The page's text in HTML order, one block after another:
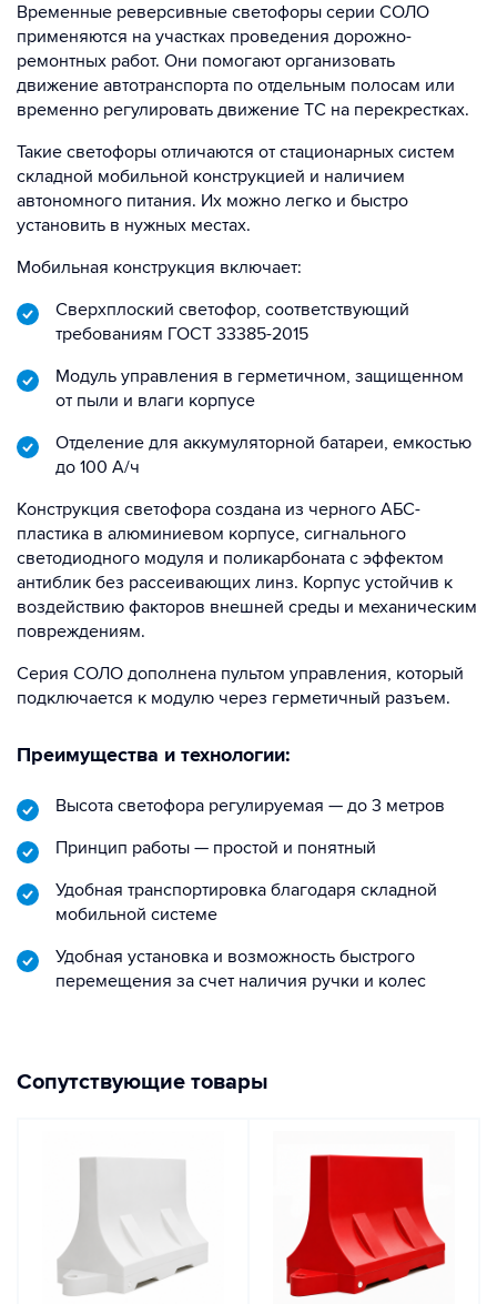
Временные реверсивные светофоры серии СОЛО
применяются на участках проведения дорожно-
ремонтных работ. Они помогают организовать
движение автотранспорта по отдельным полосам или
временно регулировать движение ТС на перекрестках.
Такие светофоры отличаются от стационарных систем
складной мобильной конструкцией и наличием
автономного питания. Их можно легко и быстро
установить в нужных местах.
Мобильная конструкция включает:
Сверхплоский светофор, соответствующий
требованиям ГОСТ 33385-2015
Модуль управления в герметичном, защищенном
от пыли и влаги корпусе
Отделение для аккумуляторной батареи, емкостью
до 100 А/ч
Конструкция светофора создана из черного АБС-
пластика в алюминиевом корпусе, сигнального
светодиодного модуля и поликарбоната с эффектом
антиблик без рассеивающих линз. Корпус устойчив к
воздействию факторов внешней среды и механическим
повреждениям.
Серия СОЛО дополнена пультом управления, который
подключается к модулю через герметичный разъем.
Преимущества и технологии:
Высота светофора регулируемая — до 3 метров
Принцип работы — простой и понятный
Удобная транспортировка благодаря складной
мобильной системе
Удобная установка и возможность быстрого
перемещения за счет наличия ручки и колес
Сопутствующие товары